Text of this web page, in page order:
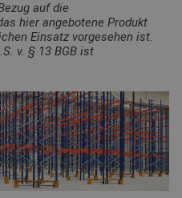
auf die
hier angebotene Produkt
Einsatz vorgesehen ist.
v. § 13 BGB ist